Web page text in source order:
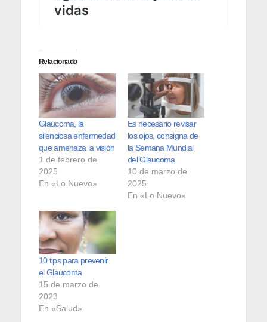
Relacionado
Glaucoma, la
silenciosa enfermedad
que amenaza la visión
1 de febrero de
2025
En «Lo Nuevo»
Es necesario revisar
los ojos, consigna de
la Semana Mundial
del Glaucoma
10 de marzo de
2025
En «Lo Nuevo»
10 tips para prevenir
el Glaucoma
15 de marzo de
2023
En «Salud»